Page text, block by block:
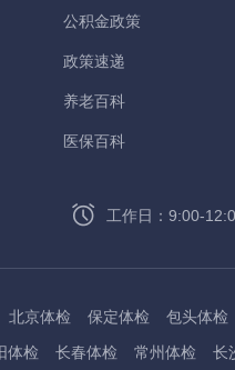
公积金政策
政策速递
养老百科
医保百科
工作日：9:00-
北京体检 保定体检 包头体检
体检
长春体检 常州体检 长